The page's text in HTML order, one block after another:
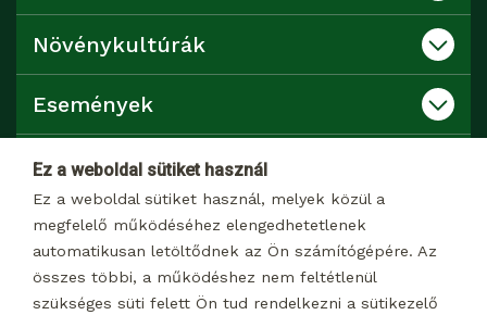
Ez a weboldal sütiket használ
Ez a weboldal sütiket használ, melyek közül a
megfelelő működéséhez elengedhetetlenek
automatikusan letöltődnek az Ön számítógépére. Az
összes többi, a működéshez nem feltétlenül
szükséges süti felett Ön tud rendelkezni a sütikezelő
Növénykultúrák
Események
Katalógusok
Kapcsolat
Dokumentumtár